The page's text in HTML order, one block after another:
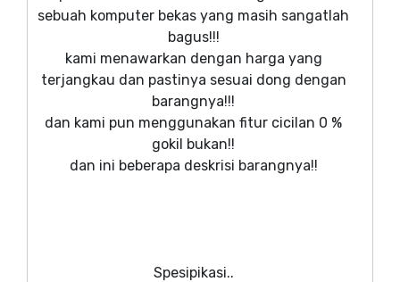
sebuah komputer bekas yang masih sangatlah
bagus!!!
kami menawarkan dengan harga yang
terjangkau dan pastinya sesuai dong dengan
barangnya!!!
dan kami pun menggunakan fitur cicilan 0 %
gokil bukan!!
dan ini beberapa deskrisi barangnya!!
Spesipikasi..